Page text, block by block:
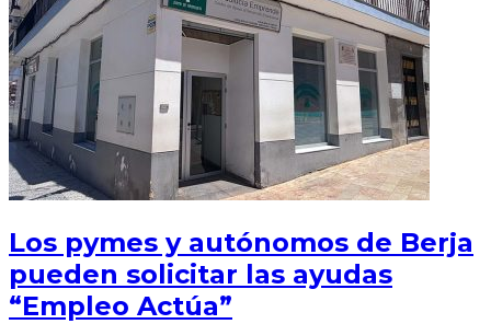
Los pymes y autónomos de Berja
pueden solicitar las ayudas
“Empleo Actúa”